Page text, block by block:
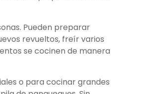
Pueden preparar
revueltos, freír varios
se cocinen de manera
o para cocinar grandes